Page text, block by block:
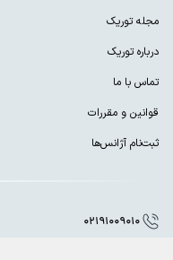
مجله توریک
درباره توریک
تماس با ما
قوانین و مقررات
ثبت‌نام آژانس‌ها